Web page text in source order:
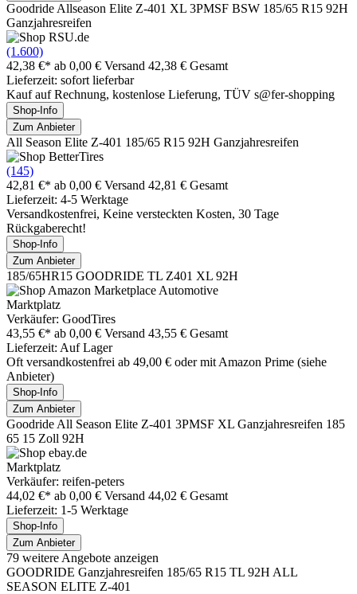
Goodride Allseason Elite Z-401 XL 3PMSF BSW 185/65 R15 92H
Ganzjahresreifen
(1.600)
42,38 €* ab 0,00 € Versand 42,38 € Gesamt
Lieferzeit: sofort lieferbar
Kauf auf Rechnung, kostenlose Lieferung, TÜV s@fer-shopping
Shop-Info
Zum Anbieter
All Season Elite Z-401 185/65 R15 92H Ganzjahresreifen
(145)
42,81 €* ab 0,00 € Versand 42,81 € Gesamt
Lieferzeit: 4-5 Werktage
Versandkostenfrei, Keine versteckten Kosten, 30 Tage
Rückgaberecht!
Shop-Info
Zum Anbieter
185/65HR15 GOODRIDE TL Z401 XL 92H
Marktplatz
Verkäufer: GoodTires
43,55 €* ab 0,00 € Versand 43,55 € Gesamt
Lieferzeit: Auf Lager
Oft versandkostenfrei ab 49,00 € oder mit Amazon Prime (siehe
Anbieter)
Shop-Info
Zum Anbieter
Goodride All Season Elite Z-401 3PMSF XL Ganzjahresreifen 185
65 15 Zoll 92H
Marktplatz
Verkäufer: reifen-peters
44,02 €* ab 0,00 € Versand 44,02 € Gesamt
Lieferzeit: 1-5 Werktage
Shop-Info
Zum Anbieter
79 weitere Angebote anzeigen
GOODRIDE Ganzjahresreifen 185/65 R15 TL 92H ALL
SEASON ELITE Z-401